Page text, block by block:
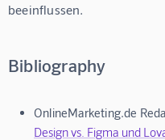
beeinflussen.
Bibliography
OnlineMarketing.de
Design vs. Figma und